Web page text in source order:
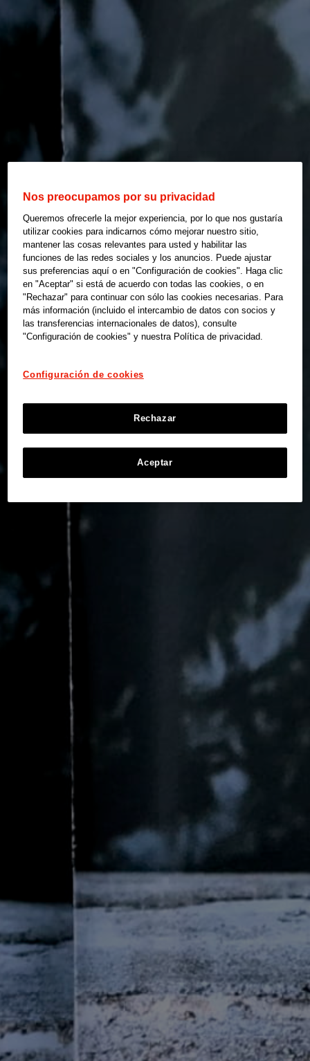
Nos preocupamos por su privacidad
Queremos ofrecerle la mejor experiencia, por lo que nos gustaría
utilizar cookies para indicarnos cómo mejorar nuestro sitio,
mantener las cosas relevantes para usted y habilitar las
funciones de las redes sociales y los anuncios. Puede ajustar
sus preferencias aquí o en "Configuración de cookies". Haga clic
en "Aceptar" si está de acuerdo con todas las cookies, o en
"Rechazar" para continuar con sólo las cookies necesarias. Para
más información (incluido el intercambio de datos con socios y
las transferencias internacionales de datos), consulte
"Configuración de cookies" y nuestra Política de privacidad.
Configuración de cookies
Rechazar
Aceptar